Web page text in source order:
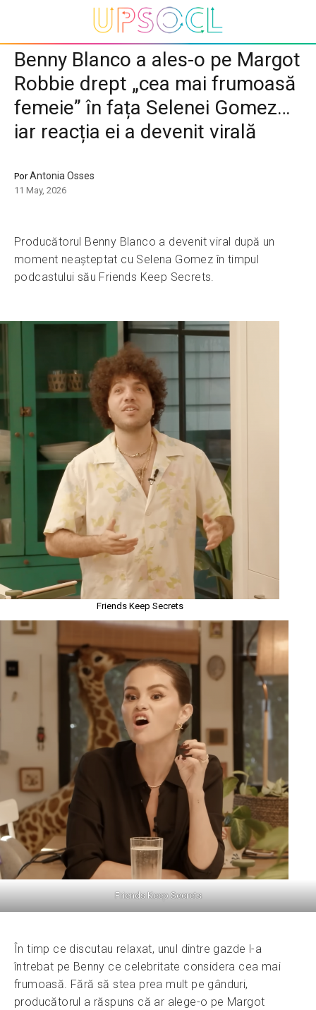
Benny Blanco a ales-o pe Margot
Robbie drept „cea mai frumoasă
femeie” în fața Selenei Gomez…
iar reacția ei a devenit virală
PorAntonia Osses
11 May, 2026
Producătorul Benny Blanco a devenit viral după un
moment neașteptat cu Selena Gomez în timpul
podcastului său Friends Keep Secrets.
Friends Keep Secrets
Friends Keep Secrets
În timp ce discutau relaxat, unul dintre gazde l-a
întrebat pe Benny ce celebritate considera cea mai
frumoasă. Fără să stea prea mult pe gânduri,
producătorul a răspuns că ar alege-o pe Margot